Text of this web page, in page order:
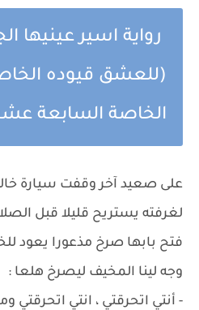
رواية اسير عينيها
(للعشق قيوده
الخاصة السابعة
على صعيد آخر وقفت سيارة
لغرفته يستريح قليلا قبل
فتح بابها صرخ مذعورا يعود
وجه لينا المخيف ليصرخ هلعا :
- أنتي اتحرقتي ، انتي اتحرقتي